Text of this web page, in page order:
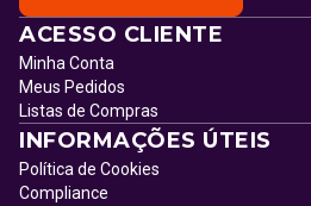
ACESSO CLIENTE
Minha Conta
Meus Pedidos
Listas de Compras
INFORMAÇÕES ÚTEIS
Política de Cookies
Compliance